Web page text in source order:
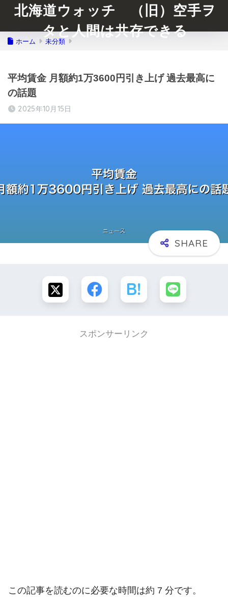
北海道ウォッチ （旧）空手ヲ
タと人間は共存できる
ホーム 未分類
平均賃金 月額約1万3600円引き上げ 過去最高に
の話題
2025年10月15日
スポンサーリンク
この記事を読むのに必要な時間は約 7 分です。